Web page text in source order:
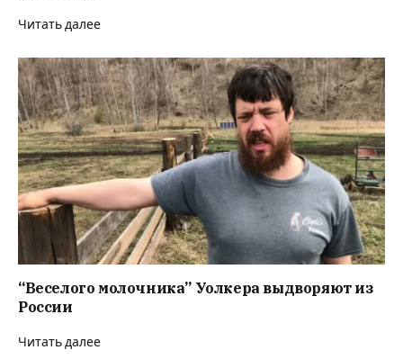
Читать далее
“Веселого молочника” Уолкера выдворяют из
России
Читать далее